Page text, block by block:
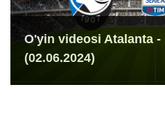
O'yin videosi Atalanta -
(02.06.2024)